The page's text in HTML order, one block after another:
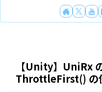
【Unity】UniRx
ThrottleFirst() の